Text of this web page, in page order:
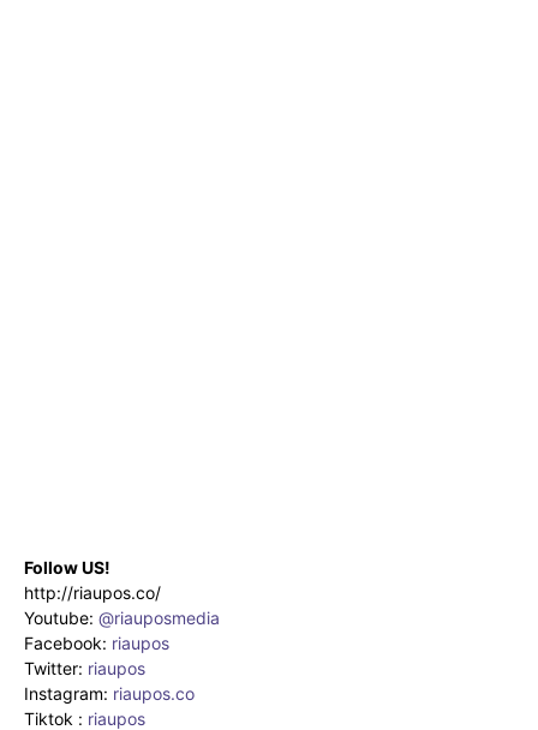
Follow US!
http://riaupos.co/
Youtube: @riauposmedia
Facebook: riaupos
Twitter: riaupos
Instagram: riaupos.co
Tiktok : riaupos